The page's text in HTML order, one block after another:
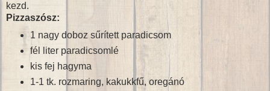
kezd.
Pizzaszósz:
1 nagy doboz sűrített paradicsom
fél liter paradicsomlé
kis fej hagyma
1-1 tk. rozmaring, kakukkfű, oregánó